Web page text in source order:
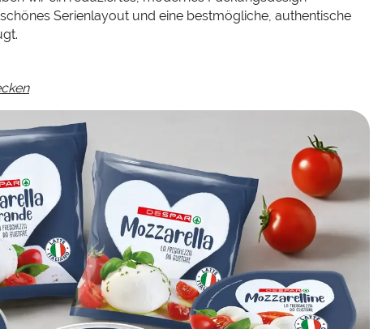
Serienlayout und eine bestmögliche, authentische